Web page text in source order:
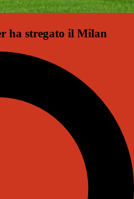
ha stregato il Milan